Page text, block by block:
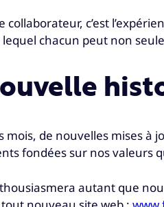
c’est
chacun peut non
de nouvelles mises
fondées sur nos valeurs
autant que